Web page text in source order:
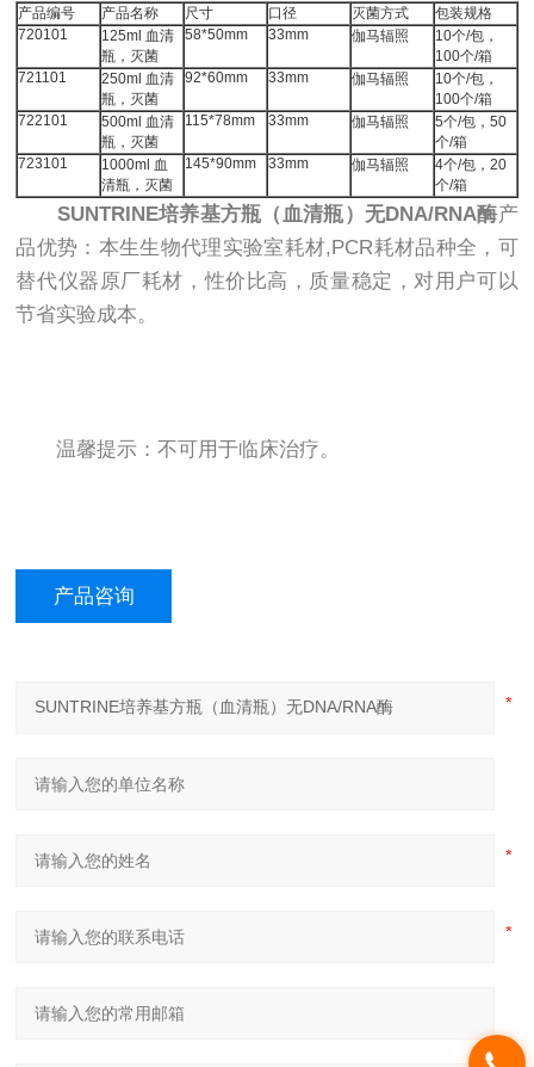
产品编号 产品名称 尺寸 口径 灭菌方式
包装规格
720101
125ml 血清
瓶，灭菌
58*50mm 33mm 伽马辐照
10个/包，
100个/箱
721101
250ml 血清
瓶，灭菌
92*60mm 33mm 伽马辐照
10个/包，
100个/箱
722101
500ml 血清
瓶，灭菌
115*78mm 33mm 伽马辐照
5个/包，50
个/箱
723101
1000ml 血
清瓶，灭菌
145*90mm 33mm 伽马辐照
4个/包，20
个/箱
SUNTRINE培养基方瓶（血清瓶）无DNA/RNA酶产
品优势：本生生物代理实验室耗材,PCR耗材品种全，可
替代仪器原厂耗材，性价比高，质量稳定，对用户可以
节省实验成本。
温馨提示：不可用于临床治疗。
产品咨询